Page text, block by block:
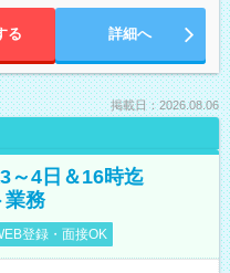
る 詳細へ
掲載日：2026.08.06
～4日＆16時迄
業務
登録・面接OK